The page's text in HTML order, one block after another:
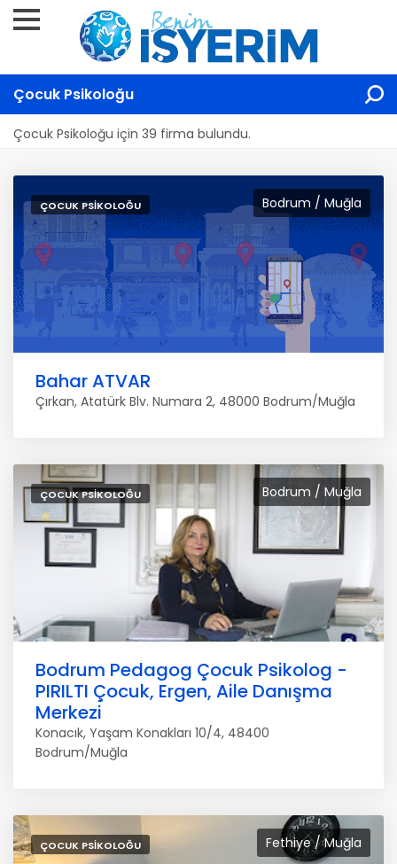
Çocuk Psikoloğu
Çocuk Psikoloğu için 39 firma bulundu.
Bodrum / Muğla
ÇOCUK PSIKOLOĞU
Bahar ATVAR
Çırkan, Atatürk Blv. Numara 2, 48000 Bodrum/Muğla
Bodrum / Muğla
ÇOCUK PSIKOLOĞU
Bodrum Pedagog Çocuk Psikolog -
PIRILTI Çocuk, Ergen, Aile Danışma
Merkezi
Konacık, Yaşam Konakları 10/4, 48400
Bodrum/Muğla
Fethiye / Muğla
ÇOCUK PSIKOLOĞU